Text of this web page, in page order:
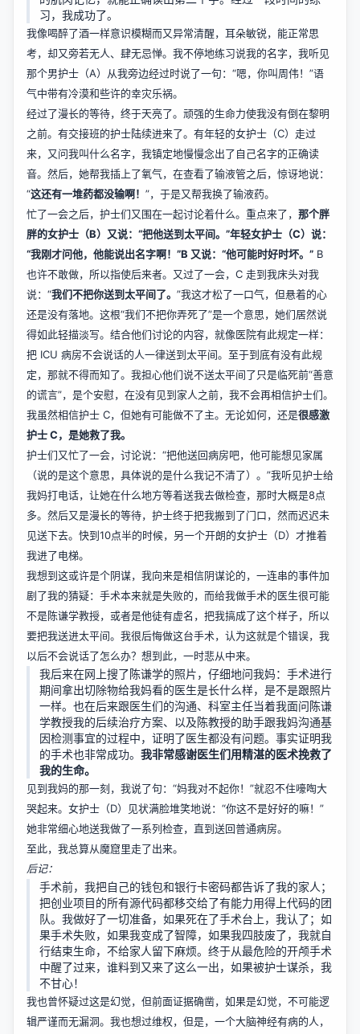
习，我成功了。
我像喝醉了酒一样意识模糊而又异常清醒，耳朵敏锐，能正常思
考，却又旁若无人、肆无忌惮。我不停地练习说我的名字，我听见
那个男护士（A）从我旁边经过时说了一句：“嗯，你叫周伟！”语
气中带有冷漠和些许的幸灾乐祸。
经过了漫长的等待，终于天亮了。顽强的生命力使我没有倒在黎明
之前。有交接班的护士陆续进来了。有年轻的女护士（C）走过
来，又问我叫什么名字，我镇定地慢慢念出了自己名字的正确读
音。然后，她帮我插上了氧气，在查看了输液管之后，惊讶地说：
“这还有一堆药都没输啊！ ”，于是又帮我换了输液药。
忙了一会之后，护士们又围在一起讨论着什么。重点来了， 那个胖
胖的女护士（B）又说：“把他送到太平间。”年轻女护士（C）说：
“我刚才问他，他能说出名字啊！”B 又说：“他可能时好时坏。” B
也许不敢做，所以指使后来者。又过了一会，C 走到我床头对我
说：“我们不把你送到太平间了。 ”我这才松了一口气，但悬着的心
还是没有落地。这根“我们不把你弄死了”是一个意思，她们居然说
得如此轻描淡写。结合他们讨论的内容，就像医院有此规定一样：
把 ICU 病房不会说话的人一律送到太平间。至于到底有没有此规
定，那就不得而知了。我担心他们说不送太平间了只是临死前“善意
的谎言”，是个安慰，在没有见到家人之前，我不会再相信护士们。
我虽然相信护士 C，但她有可能做不了主。无论如何，还是很感激
护士 C，是她救了我。
护士们又忙了一会，讨论说：“把他送回病房吧，他可能想见家属
（说的是这个意思，具体说的是什么我记不清了）。”我听见护士给
我妈打电话，让她在什么地方等着送我去做检查，那时大概是8点
多。然后又是漫长的等待，护士终于把我搬到了门口，然而迟迟未
见送下去。快到10点半的时候，另一个开朗的女护士（D）才推着
我进了电梯。
我想到这或许是个阴谋，我向来是相信阴谋论的，一连串的事件加
剧了我的猜疑：手术本来就是失败的，而给我做手术的医生很可能
不是陈谦学教授，或者是他徒有虚名，把我搞成了这个样子，所以
要把我送进太平间。我很后悔做这台手术，认为这就是个错误，我
以后不会说话了怎么办？想到此，一时悲从中来。
我后来在网上搜了陈谦学的照片，仔细地问我妈：手术进行
期间拿出切除物给我妈看的医生是长什么样，是不是跟照片
一样。也在后来跟医生们的沟通、科室主任当着我面问陈谦
学教授我的后续治疗方案、以及陈教授的助手跟我妈沟通基
因检测事宜的过程中，证明了医生都没有问题。事实证明我
的手术也非常成功。 我非常感谢医生们用精湛的医术挽救了
我的生命。
见到我妈的那一刻，我说了句：“妈我对不起你！”就忍不住嚎啕大
哭起来。女护士（D）见状满脸堆笑地说：“你这不是好好的嘛！”
她非常细心地送我做了一系列检查，直到送回普通病房。
至此，我总算从魔窟里走了出来。
后记：
手术前，我把自己的钱包和银行卡密码都告诉了我的家人；
把创业项目的所有源代码都移交给了有能力用得上代码的团
队。我做好了一切准备，如果死在了手术台上，我认了；如
果手术失败，如果我变成了智障，如果我四肢废了，我就自
行结束生命，不给家人留下麻烦。终于从最危险的开颅手术
中醒了过来，谁料到又来了这么一出，如果被护士谋杀，我
不甘心！
我也曾怀疑过这是幻觉，但前面证据确凿，如果是幻觉，不可能逻
辑严谨而无漏洞。我也想过维权，但是，一个大脑神经有病的人，